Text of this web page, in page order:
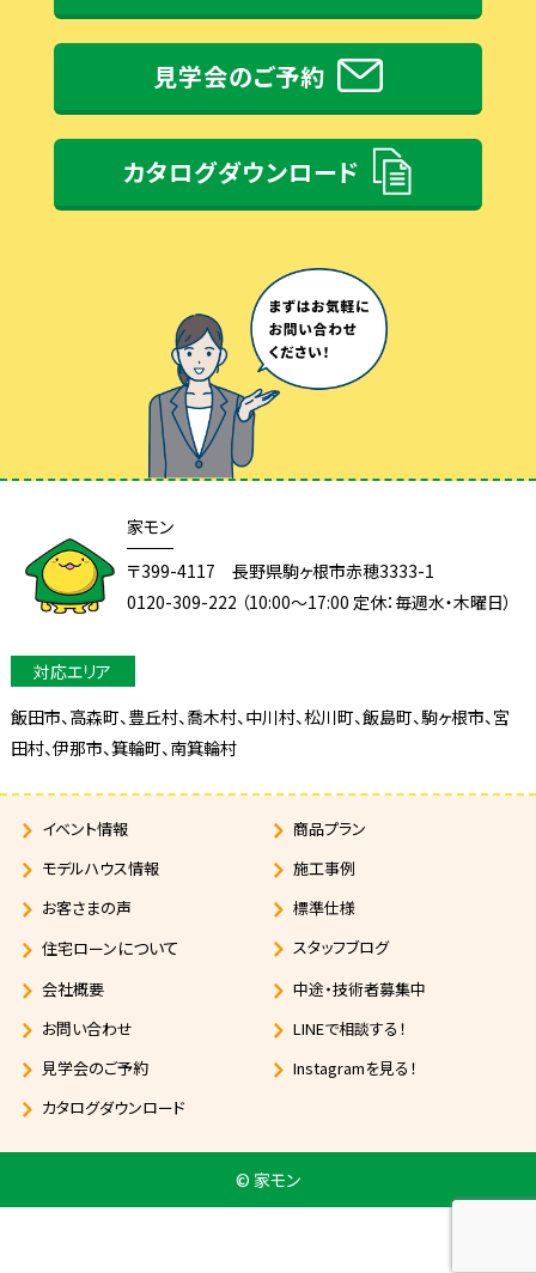
見学会のご予約
カタログダウンロード
家モン
〒399-4117 長野県駒ヶ根市赤穂3333-1
0120-309-222 （10:00～17:00 定休：毎週水・木曜日）
飯田市、高森町、豊丘村、喬木村、中川村、松川町、飯島町、駒ヶ根市、宮
田村、伊那市、箕輪町、南箕輪村
イベント情報
モデルハウス情報
お客さまの声
住宅ローンについて
商品プラン
施工事例
標準仕様
スタッフブログ
会社概要
お問い合わせ
見学会のご予約
カタログダウンロード
中途・技術者募集中
LINEで相談する！
Instagramを見る！
© 家モン